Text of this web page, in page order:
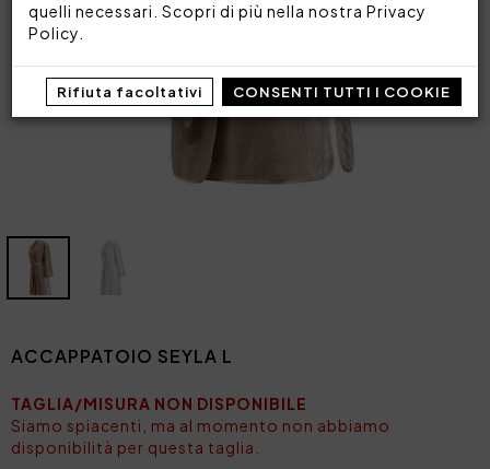
quelli necessari. Scopri di più nella nostra Privacy
Policy
Rifiuta facoltativi CONSENTI TUTTI I COOKIE
ACCAPPATOIO SEYLA L
TAGLIA/MISURA NON DISPONIBILE
Siamo spiacenti, ma al momento non abbiamo
disponibilità per questa taglia.